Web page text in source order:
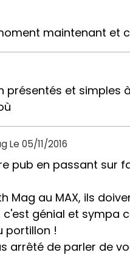
maintenant et
présentés et simples
Le 05/11/2016
pub en passant sur
Mag au MAX, ils
génial et sympa
portillon !
arrêté de parler de